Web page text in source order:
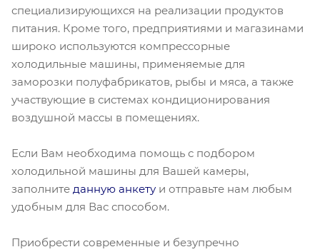
специализирующихся на реализации продуктов
питания. Кроме того, предприятиями и магазинами
широко используются компрессорные
холодильные машины, применяемые для
заморозки полуфабрикатов, рыбы и мяса, а также
участвующие в системах кондиционирования
воздушной массы в помещениях.
Если Вам необходима помощь с подбором
холодильной машины для Вашей камеры,
заполните данную анкету и отправьте нам любым
удобным для Вас способом.
Приобрести современные и безупречно